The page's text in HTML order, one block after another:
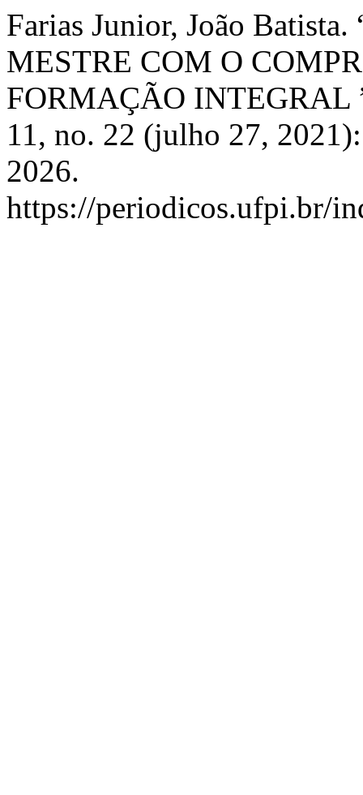
Farias Junior, João
MESTRE COM O
FORMAÇÃO INTEGRAL
11, no. 22 (julho 27,
2026.
https://periodicos.ufpi.br/